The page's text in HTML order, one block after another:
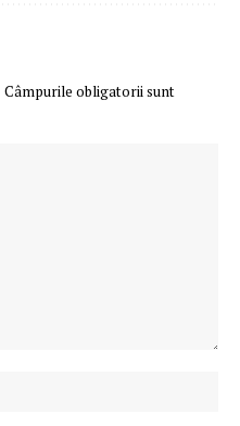
Câmpurile obligatorii sunt